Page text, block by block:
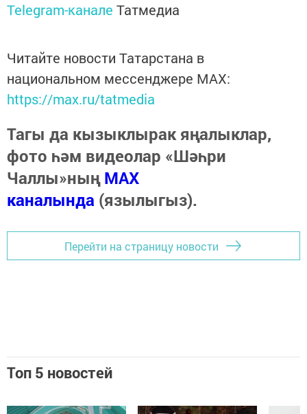
Telegram-канале Татмедиа
Читайте новости Татарстана в
национальном мессенджере MАХ:
https://max.ru/tatmedia
Тагы да кызыклырак яңалыклар,
фото һәм видеолар «Шәһри
Чаллы»ныңMAX
каналында (язылыгыз).
Перейти на страницу новости
Топ 5 новостей